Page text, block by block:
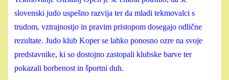
slovenski judo uspešno razvija ter da mladi tekmovalci s
trudom, vztrajnostjo in pravim pristopom dosegajo odlične
rezultate. Judo klub Koper se lahko ponosno ozre na svoje
predstavnike, ki so dostojno zastopali klubske barve ter
pokazali borbenost in športni duh.